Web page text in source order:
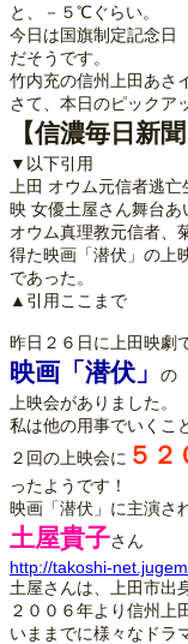
と、－５℃ぐらい。
今日は国旗制定記念日
だそうです。
竹内充の信州上田あさ
さて、本日のピックア
【信濃毎日新聞
▼以下引用
上田 オウム元信者逃
映 女優土屋さん舞台あ
オウム真理教元信者、
得た映画「潜伏」の上
であった。
▲引用ここまで
昨日２６日に上田映劇
映画「潜伏」
の
上映会がありました。
私は他の用事でいくこ
２回の上映会に ５２
ったようです！
映画「潜伏」に主演さ
土屋貴子さん
http://takoshi-
土屋さんは、上田市出
２００６年より信州上
いままでに様々なドラ